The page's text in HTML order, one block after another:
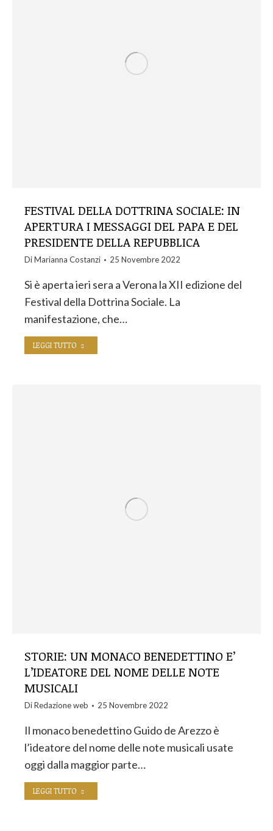
FESTIVAL DELLA DOTTRINA SOCIALE: IN
APERTURA I MESSAGGI DEL PAPA E DEL
PRESIDENTE DELLA REPUBBLICA
DiMarianna Costanzi 25 Novembre 2022
Si è aperta ieri sera a Verona la XII edizione del
Festival della Dottrina Sociale. La
manifestazione, che…
LEGGI TUTTO
STORIE: UN MONACO BENEDETTINO E’
L’IDEATORE DEL NOME DELLE NOTE
MUSICALI
DiRedazione web 25 Novembre 2022
Il monaco benedettino Guido de Arezzo è
l’ideatore del nome delle note musicali usate
oggi dalla maggior parte…
LEGGI TUTTO